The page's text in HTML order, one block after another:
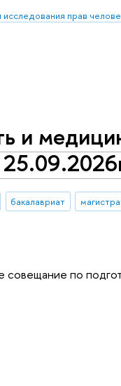
прав
и
бакалавриат
по